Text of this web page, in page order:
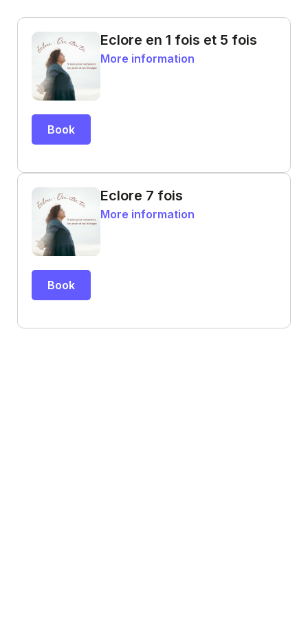
Eclore en 1 fois et 5 fois
More information
Book
Eclore 7 fois
More information
Book